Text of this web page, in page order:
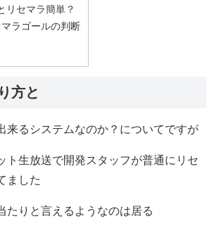
リセマラ簡単？
ラゴールの判断
方と
来るシステムなのか？についてですが
ト生放送で開発スタッフが普通にリセ
ました
たりと言えるようなのは居る